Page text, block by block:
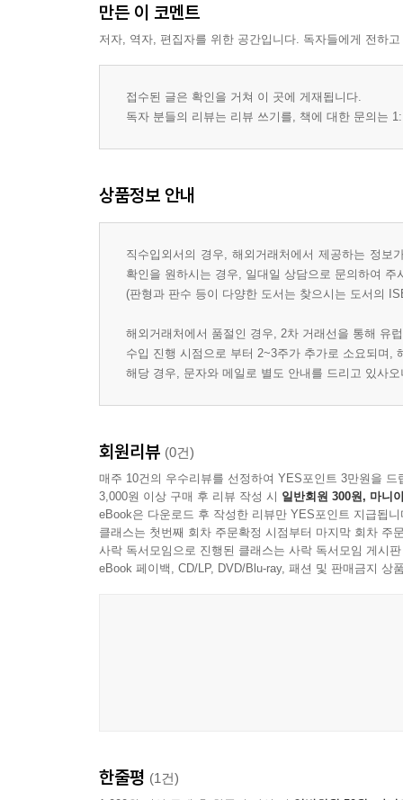
만든 이 코멘트
저자, 역자, 편집자를 위한 공간입니다. 독자들에게 전하
접수된 글은 확인을 거쳐 이 곳에 게재됩니다.
독자 분들의 리뷰는 리뷰 쓰기를, 책에 대한 문의는
상품정보 안내
직수입외서의 경우, 해외거래처에서 제공하는 정
확인을 원하시는 경우, 일대일 상담으로 문의하여 주
(판형과 판수 등이 다양한 도서는 찾으시는 도서의
해외거래처에서 품절인 경우, 2차 거래선을 통해 유
수입 진행 시점으로 부터 2~3주가 추가로 소요되며,
해당 경우, 문자와 메일로 별도 안내를 드리고 있사
회원리뷰 (0건)
매주 10건의 우수리뷰를 선정하여 YES포인트 3만원을 드
3,000원 이상 구매 후 리뷰 작성 시 일반회원 300원, 마니
eBook은 다운로드 후 작성한 리뷰만 YES포인트 지급됩니
클래스는 첫번째 회차 주문확정 시점부터 마지막 회차 주
사락 독서모임으로 진행된 클래스는 사락 독서모임 게시
eBook 페이백, CD/LP, DVD/Blu-ray, 패션 및 판매금지 상
한줄평 (1건)